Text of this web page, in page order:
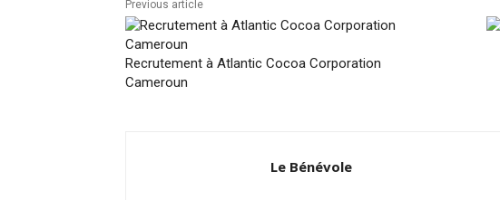
Previous article
Recrutement à Atlantic Cocoa Corporation
Cameroun
Le Bénévole